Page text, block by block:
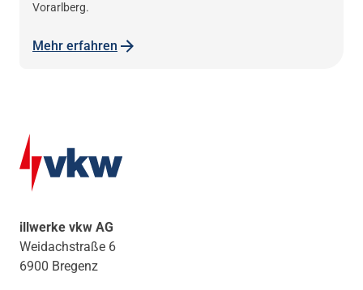
Vorarlberg.
Mehr erfahren
illwerke vkw AG
Weidachstraße 6
6900 Bregenz